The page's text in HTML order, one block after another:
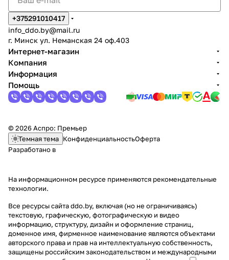
+375291010417
info_ddo.by@mail.ru
г. Минск ул. Неманская 24 оф.403
Интернет-магазин
Компания
Информация
Помощь
© 2026 Аспро: Премьер
Темная тема КонфиденциальностьОферта
Разработано в
На информационном ресурсе применяются рекомендательные
технологии.
Все ресурсы сайта ddo.by, включая (но не ограничиваясь)
текстовую, графическую, фотографическую и видео
информацию, структуру, дизайн и оформление страниц,
доменное имя, фирменное наименование являются объектами
авторского права и прав на интеллектуальную собственность,
защищены российским законодательством и международными